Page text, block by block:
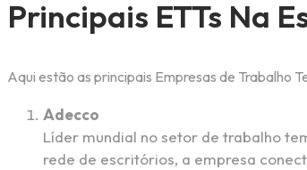
Principais ETTs Na
Aqui estão as principais Empresas de Trabalho
Adecco
Líder mundial no setor de trabalho
rede de escritórios, a empresa